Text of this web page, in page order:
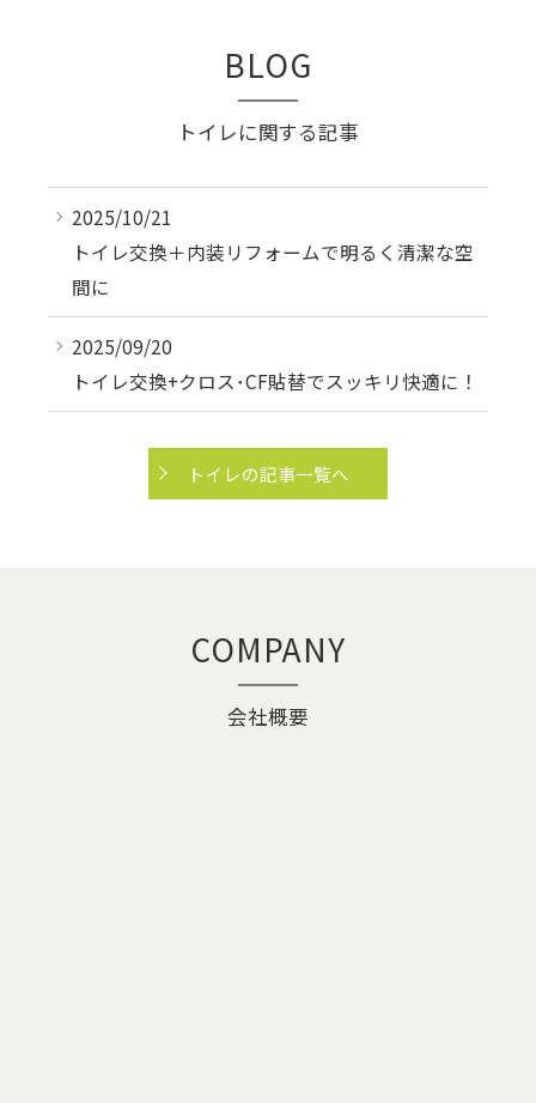
BLOG
トイレに関する記事
2025/10/21
トイレ交換＋内装リフォームで明るく清潔な空
間に
2025/09/20
トイレ交換+クロス･CF貼替でスッキリ快適に！
トイレの記事一覧へ
会社概要
COMPANY